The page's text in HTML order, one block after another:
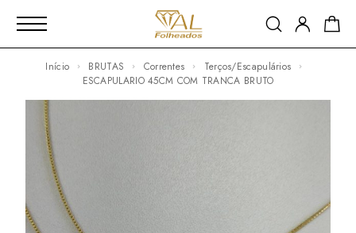
Início BRUTAS Correntes
Terços/Escapulários
ESCAPULARIO 45CM COM TRANCA BRUTO